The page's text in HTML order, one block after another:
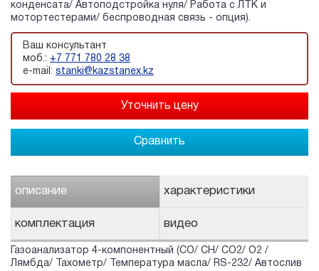
конденсата/ Автоподстройка нуля/ Работа с ЛТК и
мотортестерами/ беспроводная связь - опция).
Ваш консультант
моб.: +7 771 780 28 38
e-mail: stanki@kazstanex.kz
Сравнить
описание характеристики
комплектация видео
Газоанализатор 4-компонентный (CO/ CH/ СО2/ О2 /
Лямбда/ Тахометр/ Температура масла/ RS-232/ Автослив